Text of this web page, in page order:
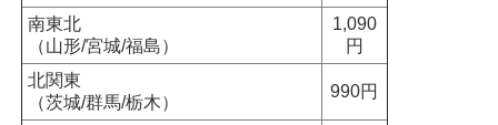
南東北
（山形/宮城/福島）
1,090
円
北関東
（茨城/群馬/栃木）
990円